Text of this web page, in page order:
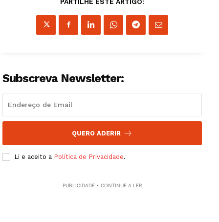
Subscreva Newsletter:
QUERO ADERIR
Li e aceito a Política de Privacidade.
PUBLICIDADE • CONTINUE A LER